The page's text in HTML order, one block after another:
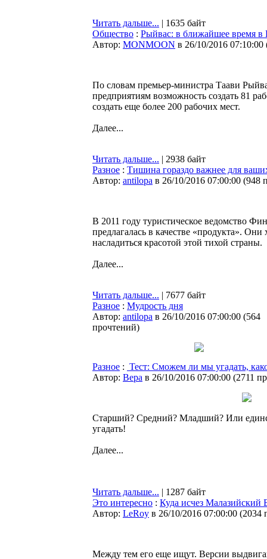
Читать дальше... | 1635 байт
Общество : Рыйвас: в ближайшее время в
Автор: MONMOON в 26/10/2016 07:10:00
По словам премьер-министра Таави
предприятиям возможность создать 81
создать еще более 200 рабочих мест.
Далее...
Читать дальше... | 2938 байт
Разное : Тишина гораздо важнее для
Автор: antilopa в 26/10/2016 07:00:00 (948
В 2011 году туристическое ведомство
предлагалась в качестве «продукта».
насладиться красотой этой тихой страны.
Далее...
Читать дальше... | 7677 байт
Разное : Мудрость дня
Автор: antilopa в 26/10/2016 07:00:00 (564
прочтений)
Разное : Тест: Сможем ли мы угадать,
Автор: Bepa в 26/10/2016 07:00:00 (2711
Старший? Средний? Младший? Или
угадать!
Далее...
Читать дальше... | 1287 байт
Это интересно : Куда исчез Малазийский
Автор: LeRoy в 26/10/2016 07:00:00 (2034
Между тем его еще ищут. Версии